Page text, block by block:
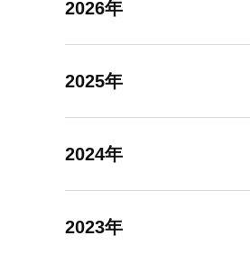
2026年
2025年
2024年
2023年